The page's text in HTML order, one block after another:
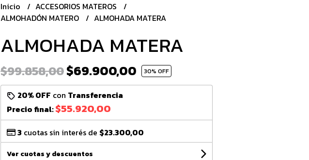
Inicio
ACCESORIOS MATEROS
ALMOHADÓN MATERO
ALMOHADA MATERA
ALMOHADA MATERA
$99.858,00$69.900,00 30% OFF
20% OFF con Transferencia
Precio final:$55.920,00
3 cuotas sin interés de $23.300,00
Ver cuotas y descuentos